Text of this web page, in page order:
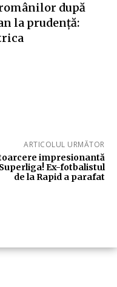
după
la prudență:
ARTICOLUL URMĂTOR
impresionantă
Ex-fotbalistul
de la Rapid a parafat